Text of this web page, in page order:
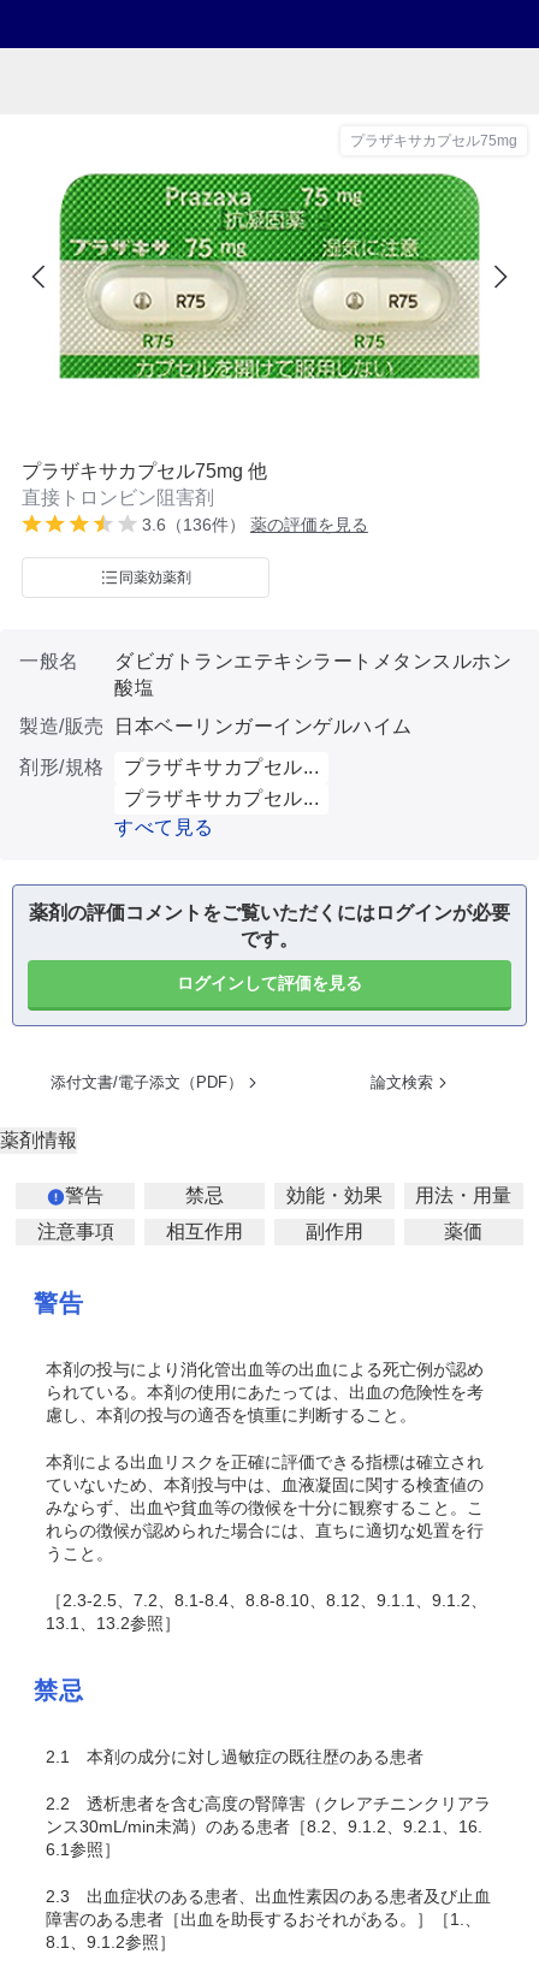
プラザキサカプセル75mg
プラザキサカプセル75mg 他
直接トロンビン阻害剤
3.6（136件） 薬の評価を見る
同薬効薬剤
一般名
ダビガトランエテキシラートメタンスルホン
酸塩
製造/販売
日本ベーリンガーインゲルハイム
剤形/規格
プラザキサカプセル...
プラザキサカプセル...
すべて見る
薬剤の評価コメントをご覧いただくにはログインが必要
です。
ログインして評価を見る
添付文書/電子添文（PDF） 論文検索
薬剤情報
警告 禁忌 効能・効果
用法・用量
注意事項
相互作用 副作用 薬価
警告
本剤の投与により消化管出血等の出血による死亡例が認め
られている。本剤の使用にあたっては、出血の危険性を考
慮し、本剤の投与の適否を慎重に判断すること。
本剤による出血リスクを正確に評価できる指標は確立され
ていないため、本剤投与中は、血液凝固に関する検査値の
みならず、出血や貧血等の徴候を十分に観察すること。こ
れらの徴候が認められた場合には、直ちに適切な処置を行
うこと。
［2.3-2.5、7.2、8.1-8.4、8.8-8.10、8.12、9.1.1、9.1.2、
13.1、13.2参照］
禁忌
2.1 本剤の成分に対し過敏症の既往歴のある患者
2.2 透析患者を含む高度の腎障害（クレアチニンクリアラ
ンス30mL/min未満）のある患者［8.2、9.1.2、9.2.1、16.
6.1参照］
2.3 出血症状のある患者、出血性素因のある患者及び止血
障害のある患者［出血を助長するおそれがある。］［1.、
8.1、9.1.2参照］